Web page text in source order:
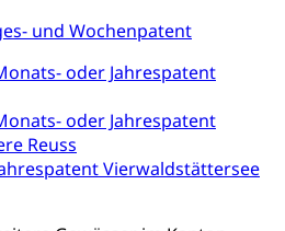
und Wochenpatent
oder Jahrespatent
oder Jahrespatent
Reuss
Vierwaldstättersee
Schlichtungsstelle,
Mediation
(Volksschulen)